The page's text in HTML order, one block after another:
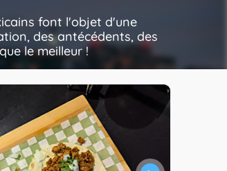
font l'objet d'une
des antécédents, des
le meilleur !